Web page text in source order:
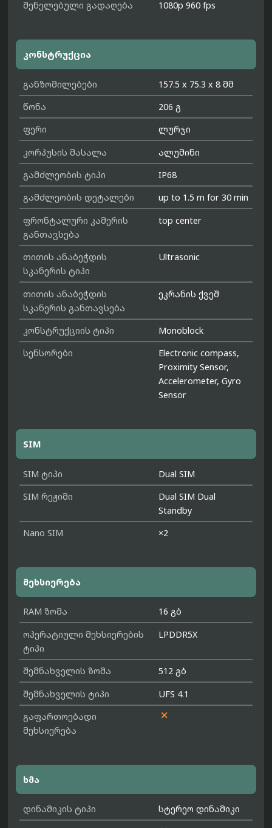
შენელებული გადაღება 1080p 960 fps
კონსტრუქცია
განზომილებები
157.5 x 75.3 x 8 მმ
წონა
206 გ
ფერი
ლურჯი
კორპუსის მასალა
ალუმინი
გამძლეობის ტიპი
IP68
გამძლეობის დეტალები
up to 1.5 m for 30 min
ფრონტალური კამერის
განთავსება
top center
თითის ანაბეჭდის
სკანერის ტიპი
Ultrasonic
თითის ანაბეჭდის
სკანერის განთავსება
ეკრანის ქვეშ
კონსტრუქციის ტიპი
Monoblock
სენსორები
Electronic compass,
Proximity Sensor,
Accelerometer, Gyro
Sensor
SIM
SIM ტიპი
Dual SIM
SIM რეჟიმი
Dual SIM Dual
Standby
Nano SIM
×2
მეხსიერება
RAM ზომა
16 გბ
ოპერატიული მეხსიერების
ტიპი
LPDDR5X
შემნახველის ზომა
512 გბ
შემნახველის ტიპი
UFS 4.1
გაფართოებადი
მეხსიერება

ხმა
დინამიკის ტიპი
სტერეო დინამიკი